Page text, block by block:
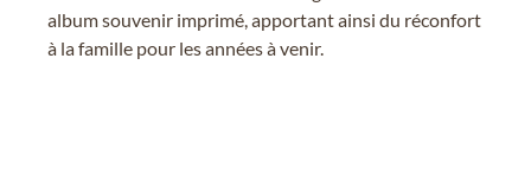
album souvenir imprimé, apportant ainsi du réconfort
à la famille pour les années à venir.